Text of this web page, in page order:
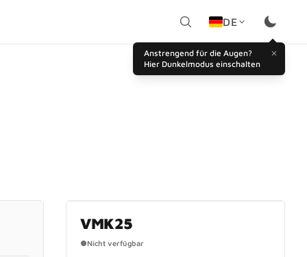
DE
Anstrengend für die Augen?
Hier Dunkelmodus einschalten
VMK25
●Nicht verfügbar